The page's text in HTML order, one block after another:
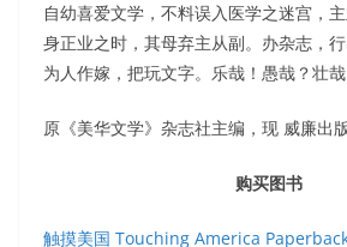
自幼喜爱文学，不料误入医学之迷宫，
身正业之时，其母弃主从副。办杂志，行
为人作嫁，把玩文字。乐哉！愚哉？壮哉
原《美华文学》杂志社主编，现 威廉出
购买图书
触摸美国 Touching America